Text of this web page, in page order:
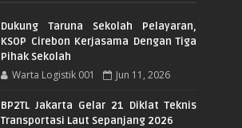
Dukung Taruna Sekolah Pelayaran,
KSOP Cirebon Kerjasama Dengan Tiga
Pihak Sekolah
Warta Logistik 001 Jun 11, 2026
BP2TL Jakarta Gelar 21 Diklat Teknis
Transportasi Laut Sepanjang 2026